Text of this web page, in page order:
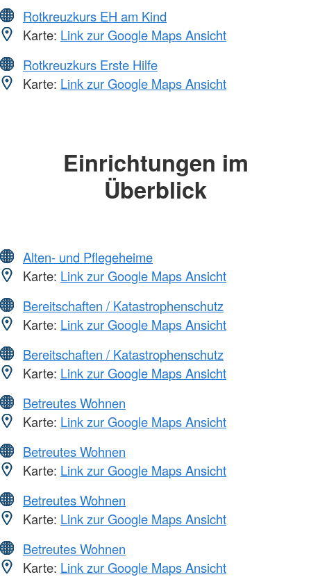
Rotkreuzkurs EH am Kind
Karte: Link zur Google Maps Ansicht
Rotkreuzkurs Erste Hilfe
Karte: Link zur Google Maps Ansicht
Einrichtungen im
Überblick
Alten- und Pflegeheime
Karte: Link zur Google Maps Ansicht
Bereitschaften / Katastrophenschutz
Karte: Link zur Google Maps Ansicht
Bereitschaften / Katastrophenschutz
Karte: Link zur Google Maps Ansicht
Betreutes Wohnen
Karte: Link zur Google Maps Ansicht
Betreutes Wohnen
Karte: Link zur Google Maps Ansicht
Betreutes Wohnen
Karte: Link zur Google Maps Ansicht
Betreutes Wohnen
Karte: Link zur Google Maps Ansicht